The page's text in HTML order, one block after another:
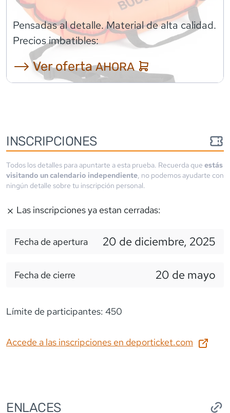
Pensadas al detalle. Material de alta calidad.
Precios imbatibles:
⟶ Ver ofertaAHORA
INSCRIPCIONES
Todos los detalles para apuntarte a esta prueba. Recuerda que estás
visitando un calendario independiente, no podemos ayudarte con
ningún detalle sobre tu inscripción personal.
Las inscripciones ya estan cerradas:
Fecha de apertura 20 de diciembre, 2025
Fecha de cierre 20 de mayo
Límite de participantes: 450
Accede a las inscripciones en deporticket.com
ENLACES